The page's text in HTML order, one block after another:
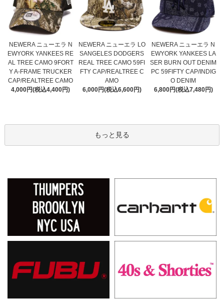
NEWERA ニューエラ N
EWYORK YANKEES RE
AL TREE CAMO 9FORT
Y A-FRAME TRUCKER
CAP/REALTREE CAMO
4,000円(税込4,400円)
NEWERA ニューエラ LO
SANGELES DODGERS
REAL TREE CAMO 59FI
FTY CAP/REALTREE C
AMO
6,000円(税込6,600円)
NEWERA ニューエラ N
EWYORK YANKEES LA
SER BURN OUT DENIM
PC 59FIFTY CAP/INDIG
O DENIM
6,800円(税込7,480円)
もっと見る